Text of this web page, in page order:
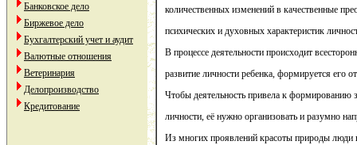
Банковское дело
Биржевое дело
Бухгалтерский учет и аудит
Валютные отношения
Ветеринария
Делопроизводство
Кредитование
количественных изменений в качественные
психических и духовных характеристик
В процессе деятельности происходит
развитие личности ребенка, формируется
Чтобы деятельность привела к формированию
личности, её нужно организовать и разумно
Из многих проявлений красоты природы люди